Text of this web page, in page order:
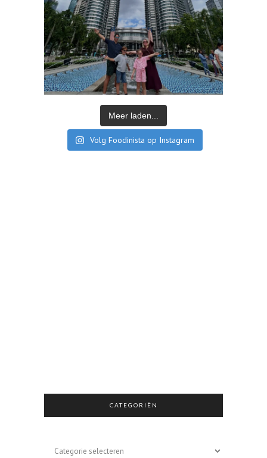
Meer laden...
Volg Foodinista op Instagram
CATEGORIËN
Categoriën